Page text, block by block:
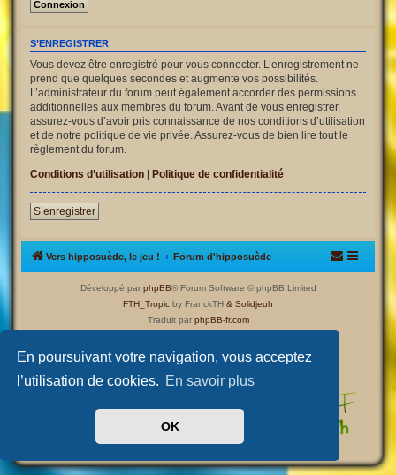
En poursuivant votre navigation, vous acceptez
l’utilisation de cookies. En savoir plus
OK
S’ENREGISTRER
Vous devez être enregistré pour vous connecter. L’enregistrement ne
prend que quelques secondes et augmente vos possibilités.
L’administrateur du forum peut également accorder des permissions
additionnelles aux membres du forum. Avant de vous enregistrer,
assurez-vous d’avoir pris connaissance de nos conditions d’utilisation
et de notre politique de vie privée. Assurez-vous de bien lire tout le
règlement du forum.
Conditions d’utilisation | Politique de confidentialité
S’enregistrer
Vers hipposuède, le jeu ! Forum d'hipposuède
Développé par phpBB® Forum Software © phpBB Limited
FTH_Tropic by FranckTH & Solidjeuh
Traduit par phpBB-fr.com